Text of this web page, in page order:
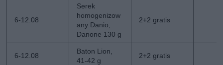
6-12.08
Serek
homogenizow
any Danio,
Danone 130 g
2+2 gratis
6-12.08
Baton Lion,
41-42 g
2+2 gratis